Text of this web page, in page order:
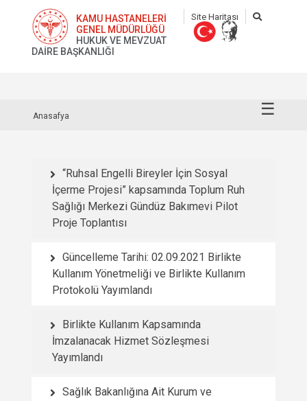
KAMU HASTANELERİ
GENEL MÜDÜRLÜĞÜ
HUKUK VE MEVZUAT
DAİRE BAŞKANLIĞI
Site Haritası
☰
Anasafya
“Ruhsal Engelli Bireyler İçin Sosyal
İçerme Projesi” kapsamında Toplum Ruh
Sağlığı Merkezi Gündüz Bakımevi Pilot
Proje Toplantısı
Güncelleme Tarihi: 02.09.2021 Birlikte
Kullanım Yönetmeliği ve Birlikte Kullanım
Protokolü Yayımlandı
Birlikte Kullanım Kapsamında
İmzalanacak Hizmet Sözleşmesi
Yayımlandı
Sağlık Bakanlığına Ait Kurum ve